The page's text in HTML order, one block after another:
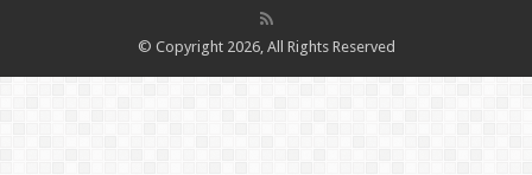
© Copyright 2026, All Rights Reserved